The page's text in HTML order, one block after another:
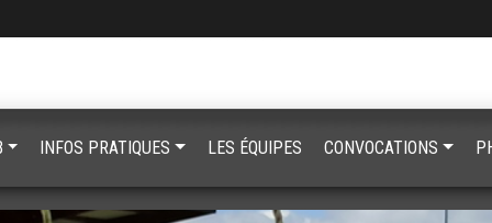
INFOS PRATIQUES LES ÉQUIPES CONVOCATIONS